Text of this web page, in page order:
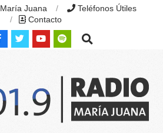
María Juana
Teléfonos Útiles
Contacto
Search